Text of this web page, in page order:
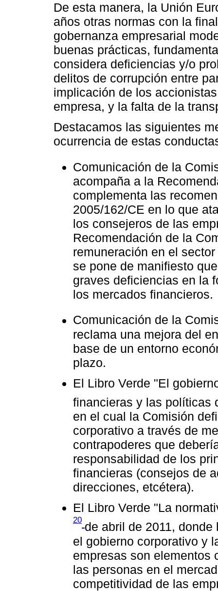
De esta manera, la Unión
años otras normas con la
gobernanza empresarial
buenas prácticas,
considera deficiencias y/o
delitos de corrupción entre
implicación de los
empresa, y la falta de la
Destacamos las siguientes
ocurrencia de estas
Comunicación de la
acompaña a la
complementa las
2005/162/CE en lo que
los consejeros de las
Recomendación de la
remuneración en el
se pone de manifiesto
graves deficiencias en la
los mercados financieros.
Comunicación de la
reclama una mejora del
base de un entorno
plazo.
El Libro Verde "El
financieras y las políticas
en el cual la Comisión
corporativo a través de
contrapoderes que
responsabilidad de los
financieras (consejos de
direcciones, etcétera).
El Libro Verde "La
20
de abril de 2011,
el gobierno corporativo y
empresas son elementos
las personas en el
competitividad de las